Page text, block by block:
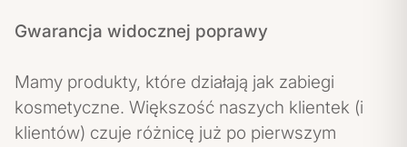
Gwarancja widocznej poprawy
Mamy produkty, które działają jak zabiegi
kosmetyczne. Większość naszych klientek (i
klientów) czuje różnicę już po pierwszym